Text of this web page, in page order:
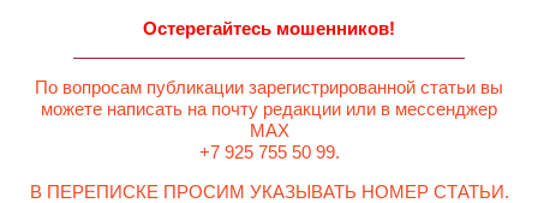
Остерегайтесь мошенников!
По вопросам публикации зарегистрированной статьи вы
можете написать на почту редакции или в мессенджер
MAX
+7 925 755 50 99.
В ПЕРЕПИСКЕ ПРОСИМ УКАЗЫВАТЬ НОМЕР СТАТЬИ.